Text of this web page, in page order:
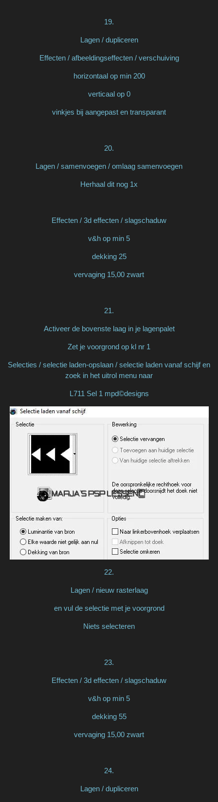
19.
Lagen / dupliceren
Effecten / afbeeldingseffecten / verschuiving
horizontaal op min 200
verticaal op 0
vinkjes bij aangepast en transparant
20.
Lagen / samenvoegen / omlaag samenvoegen
Herhaal dit nog 1x
Effecten / 3d effecten / slagschaduw
v&h op min 5
dekking 25
vervaging 15,00 zwart
21.
Activeer de bovenste laag in je lagenpalet
Zet je voorgrond op kl nr 1
Selecties / selectie laden-opslaan / selectie laden vanaf schijf en
zoek in het uitrol menu naar
L711 Sel 1 mpd©designs
22.
Lagen / nieuw rasterlaag
en vul de selectie met je voorgrond
Niets selecteren
23.
Effecten / 3d effecten / slagschaduw
v&h op min 5
dekking 55
vervaging 15,00 zwart
24.
Lagen / dupliceren